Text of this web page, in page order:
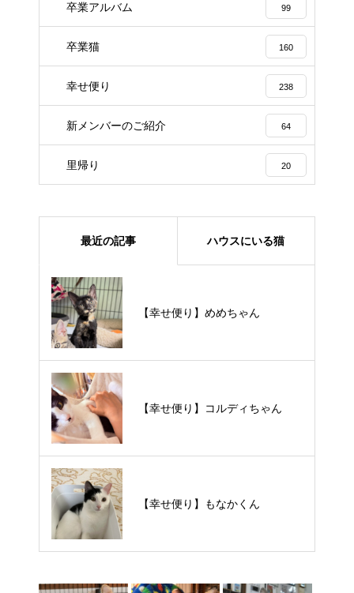
卒業アルバム 99
卒業猫 160
幸せ便り 238
新メンバーのご紹介 64
里帰り 20
最近の記事 ハウスにいる猫
【幸せ便り】めめちゃん
【幸せ便り】コルディちゃん
【幸せ便り】もなかくん
【里親様募集中】メメちゃん
【里親様募集中】スンスンちゃん
【里親様募集中】タルトくん